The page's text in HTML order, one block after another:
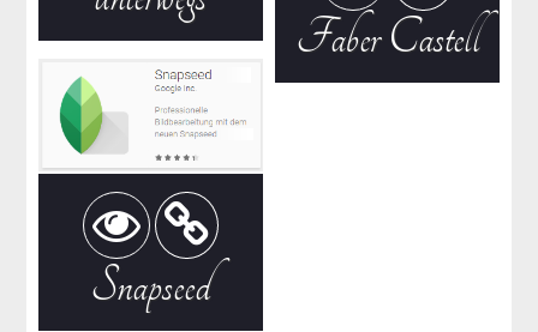
Faber Castell
Snapseed